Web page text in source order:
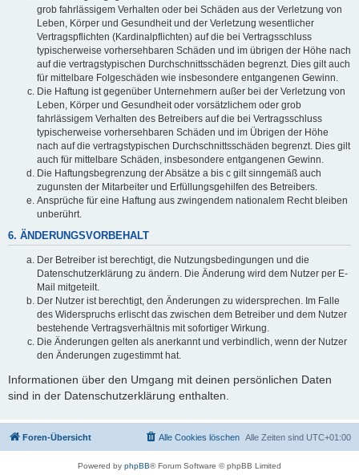
grob fahrlässigem Verhalten oder bei Schäden aus der Verletzung von
Leben, Körper und Gesundheit und der Verletzung wesentlicher
Vertragspflichten (Kardinalpflichten) auf die bei Vertragsschluss
typischerweise vorhersehbaren Schäden und im übrigen der Höhe nach
auf die vertragstypischen Durchschnittsschäden begrenzt. Dies gilt auch
für mittelbare Folgeschäden wie insbesondere entgangenen Gewinn.
Die Haftung ist gegenüber Unternehmern außer bei der Verletzung von
Leben, Körper und Gesundheit oder vorsätzlichem oder grob
fahrlässigem Verhalten des Betreibers auf die bei Vertragsschluss
typischerweise vorhersehbaren Schäden und im Übrigen der Höhe
nach auf die vertragstypischen Durchschnittsschäden begrenzt. Dies gilt
auch für mittelbare Schäden, insbesondere entgangenen Gewinn.
Die Haftungsbegrenzung der Absätze a bis c gilt sinngemäß auch
zugunsten der Mitarbeiter und Erfüllungsgehilfen des Betreibers.
Ansprüche für eine Haftung aus zwingendem nationalem Recht bleiben
unberührt.
6. ÄNDERUNGSVORBEHALT
Der Betreiber ist berechtigt, die Nutzungsbedingungen und die
Datenschutzerklärung zu ändern. Die Änderung wird dem Nutzer per E-
Mail mitgeteilt.
Der Nutzer ist berechtigt, den Änderungen zu widersprechen. Im Falle
des Widerspruchs erlischt das zwischen dem Betreiber und dem Nutzer
bestehende Vertragsverhältnis mit sofortiger Wirkung.
Die Änderungen gelten als anerkannt und verbindlich, wenn der Nutzer
den Änderungen zugestimmt hat.
Informationen über den Umgang mit deinen persönlichen Daten
sind in der Datenschutzerklärung enthalten.
Foren-Übersicht Alle Zeiten sind UTC+01:00
Alle Cookies löschen
Powered by phpBB® Forum Software © phpBB Limited